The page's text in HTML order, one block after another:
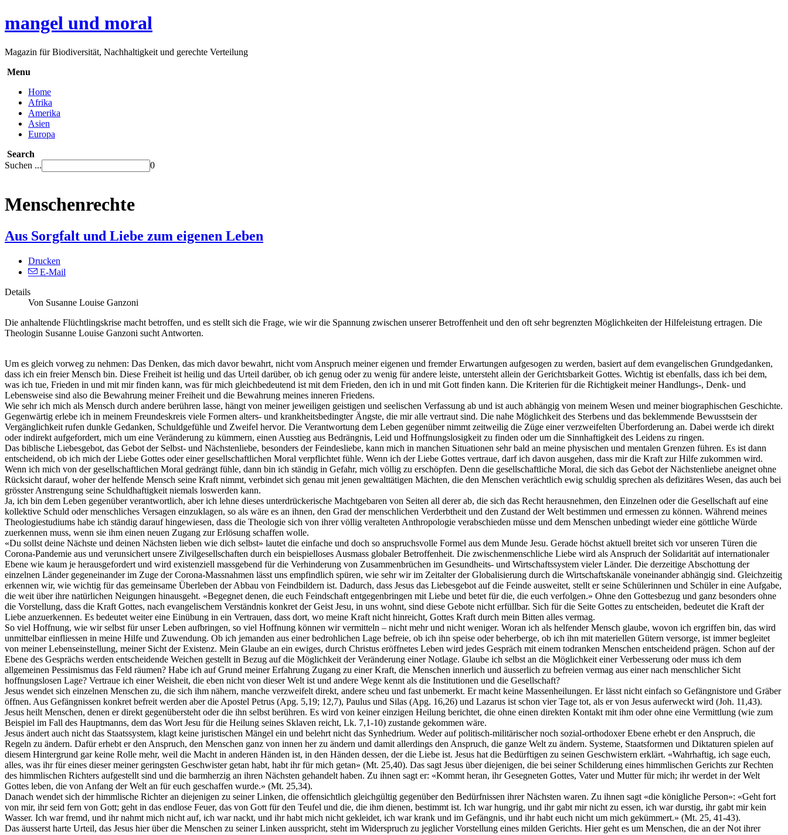
mangel und moral
Magazin für Biodiversität, Nachhaltigkeit und gerechte Verteilung
Menu
Home
Afrika
Amerika
Asien
Europa
Search
Suchen ...
0
Menschenrechte
Aus Sorgfalt und Liebe zum eigenen Leben
Drucken
E-Mail
Details
Von Susanne Louise Ganzoni
Die anhaltende Flüchtlingskrise macht betroffen, und es stellt sich die Frage, wie wir die Spannung zwischen unserer Betroffenheit und den oft sehr begrenzten Möglichkeiten der Hilfeleistung ertragen. Die
Theologin Susanne Louise Ganzoni sucht Antworten.
Um es gleich vorweg zu nehmen: Das Denken, das mich davor bewahrt, nicht vom Anspruch meiner eigenen und fremder Erwartungen aufgesogen zu werden, basiert auf dem evangelischen Grundgedanken,
dass ich ein freier Mensch bin. Diese Freiheit ist heilig und das Urteil darüber, ob ich genug oder zu wenig für andere leiste, untersteht allein der Gerichtsbarkeit Gottes. Wichtig ist ebenfalls, dass ich bei dem,
was ich tue, Frieden in und mit mir finden kann, was für mich gleichbedeutend ist mit dem Frieden, den ich in und mit Gott finden kann. Die Kriterien für die Richtigkeit meiner Handlungs-, Denk- und
Lebensweise sind also die Bewahrung meiner Freiheit und die Bewahrung meines inneren Friedens.
Wie sehr ich mich als Mensch durch andere berühren lasse, hängt von meiner jeweiligen geistigen und seelischen Verfassung ab und ist auch abhängig von meinem Wesen und meiner biographischen Geschichte.
Gegenwärtig erlebe ich in meinem Freundeskreis viele Formen alters- und krankheitsbedingter Ängste, die mir alle vertraut sind. Die nahe Möglichkeit des Sterbens und das beklemmende Bewusstsein der
Vergänglichkeit rufen dunkle Gedanken, Schuldgefühle und Zweifel hervor. Die Verantwortung dem Leben gegenüber nimmt zeitweilig die Züge einer verzweifelten Überforderung an. Dabei werde ich direkt
oder indirekt aufgefordert, mich um eine Veränderung zu kümmern, einen Ausstieg aus Bedrängnis, Leid und Hoffnungslosigkeit zu finden oder um die Sinnhaftigkeit des Leidens zu ringen.
Das biblische Liebesgebot, das Gebot der Selbst- und Nächstenliebe, besonders der Feindesliebe, kann mich in manchen Situationen sehr bald an meine physischen und mentalen Grenzen führen. Es ist dann
entscheidend, ob ich mich der Liebe Gottes oder einer gesellschaftlichen Moral verpflichtet fühle. Wenn ich der Liebe Gottes vertraue, darf ich davon ausgehen, dass mir die Kraft zur Hilfe zukommen wird.
Wenn ich mich von der gesellschaftlichen Moral gedrängt fühle, dann bin ich ständig in Gefahr, mich völlig zu erschöpfen. Denn die gesellschaftliche Moral, die sich das Gebot der Nächstenliebe aneignet ohne
Rücksicht darauf, woher der helfende Mensch seine Kraft nimmt, verbindet sich genau mit jenen gewalttätigen Mächten, die den Menschen verächtlich ewig schuldig sprechen als defizitäres Wesen, das auch bei
grösster Anstrengung seine Schuldhaftigkeit niemals loswerden kann.
Ja, ich bin dem Leben gegenüber verantwortlich, aber ich lehne dieses unterdrückerische Machtgebaren von Seiten all derer ab, die sich das Recht herausnehmen, den Einzelnen oder die Gesellschaft auf eine
kollektive Schuld oder menschliches Versagen einzuklagen, so als wäre es an ihnen, den Grad der menschlichen Verderbtheit und den Zustand der Welt bestimmen und ermessen zu können. Während meines
Theologiestudiums habe ich ständig darauf hingewiesen, dass die Theologie sich von ihrer völlig veralteten Anthropologie verabschieden müsse und dem Menschen unbedingt wieder eine göttliche Würde
zuerkennen muss, wenn sie ihm einen neuen Zugang zur Erlösung schaffen wolle.
«Du sollst deine Nächste und deinen Nächsten lieben wie dich selbst» lautet die einfache und doch so anspruchsvolle Formel aus dem Munde Jesu. Gerade höchst aktuell breitet sich vor unseren Türen die
Corona-Pandemie aus und verunsichert unsere Zivilgesellschaften durch ein beispielloses Ausmass globaler Betroffenheit. Die zwischenmenschliche Liebe wird als Anspruch der Solidarität auf internationaler
Ebene wie kaum je herausgefordert und wird existenziell massgebend für die Verhinderung von Zusammenbrüchen im Gesundheits- und Wirtschaftssystem vieler Länder. Die derzeitige Abschottung der
einzelnen Länder gegeneinander im Zuge der Corona-Massnahmen lässt uns empfindlich spüren, wie sehr wir im Zeitalter der Globalisierung durch die Wirtschaftskanäle voneinander abhängig sind. Gleichzeitig
erkennen wir, wie wichtig für das gemeinsame Überleben der Abbau von Feindbildern ist. Dadurch, dass Jesus das Liebesgebot auf die Feinde ausweitet, stellt er seine Schülerinnen und Schüler in eine Aufgabe,
die weit über ihre natürlichen Neigungen hinausgeht. «Begegnet denen, die euch Feindschaft entgegenbringen mit Liebe und betet für die, die euch verfolgen.» Ohne den Gottesbezug und ganz besonders ohne
die Vorstellung, dass die Kraft Gottes, nach evangelischem Verständnis konkret der Geist Jesu, in uns wohnt, sind diese Gebote nicht erfüllbar. Sich für die Seite Gottes zu entscheiden, bedeutet die Kraft der
Liebe anzuerkennen. Es bedeutet weiter eine Einübung in ein Vertrauen, dass dort, wo meine Kraft nicht hinreicht, Gottes Kraft durch mein Bitten alles vermag.
So viel Hoffnung, wie wir selbst für unser Leben aufbringen, so viel Hoffnung können wir vermitteln – nicht mehr und nicht weniger. Woran ich als helfender Mensch glaube, wovon ich ergriffen bin, das wird
unmittelbar einfliessen in meine Hilfe und Zuwendung. Ob ich jemanden aus einer bedrohlichen Lage befreie, ob ich ihn speise oder beherberge, ob ich ihn mit materiellen Gütern versorge, ist immer begleitet
von meiner Lebenseinstellung, meiner Sicht der Existenz. Mein Glaube an ein ewiges, durch Christus eröffnetes Leben wird jedes Gespräch mit einem todranken Menschen entscheidend prägen. Schon auf der
Ebene des Gesprächs werden entscheidende Weichen gestellt in Bezug auf die Möglichkeit der Veränderung einer Notlage. Glaube ich selbst an die Möglichkeit einer Verbesserung oder muss ich dem
allgemeinen Pessimismus das Feld räumen? Habe ich auf Grund meiner Erfahrung Zugang zu einer Kraft, die Menschen innerlich und äusserlich zu befreien vermag aus einer nach menschlicher Sicht
hoffnungslosen Lage? Vertraue ich einer Weisheit, die eben nicht von dieser Welt ist und andere Wege kennt als die Institutionen und die Gesellschaft?
Jesus wendet sich einzelnen Menschen zu, die sich ihm nähern, manche verzweifelt direkt, andere scheu und fast unbemerkt. Er macht keine Massenheilungen. Er lässt nicht einfach so Gefängnistore und Gräber
öffnen. Aus Gefängnissen konkret befreit werden aber die Apostel Petrus (Apg. 5,19; 12,7), Paulus und Silas (Apg. 16,26) und Lazarus ist schon vier Tage tot, als er von Jesus auferweckt wird (Joh. 11,43).
Jesus heilt Menschen, denen er direkt gegenübersteht oder die ihn selbst berühren. Es wird von keiner einzigen Heilung berichtet, die ohne einen direkten Kontakt mit ihm oder ohne eine Vermittlung (wie zum
Beispiel im Fall des Hauptmanns, dem das Wort Jesu für die Heilung seines Sklaven reicht, Lk. 7,1-10) zustande gekommen wäre.
Jesus ändert auch nicht das Staatssystem, klagt keine juristischen Mängel ein und belehrt nicht das Synhedrium. Weder auf politisch-militärischer noch sozial-orthodoxer Ebene erhebt er den Anspruch, die
Regeln zu ändern. Dafür erhebt er den Anspruch, den Menschen ganz von innen her zu ändern und damit allerdings den Anspruch, die ganze Welt zu ändern. Systeme, Staatsformen und Diktaturen spielen auf
diesem Hintergrund gar keine Rolle mehr, weil die Macht in anderen Händen ist, in den Händen dessen, der die Liebe ist. Jesus hat die Bedürftigen zu seinen Geschwistern erklärt. «Wahrhaftig, ich sage euch,
alles, was ihr für eines dieser meiner geringsten Geschwister getan habt, habt ihr für mich getan» (Mt. 25,40). Das sagt Jesus über diejenigen, die bei seiner Schilderung eines himmlischen Gerichts zur Rechten
des himmlischen Richters aufgestellt sind und die barmherzig an ihren Nächsten gehandelt haben. Zu ihnen sagt er: «Kommt heran, ihr Gesegneten Gottes, Vater und Mutter für mich; ihr werdet in der Welt
Gottes leben, die von Anfang der Welt an für euch geschaffen wurde.» (Mt. 25,34).
Danach wendet sich der himmlische Richter an diejenigen zu seiner Linken, die offensichtlich gleichgültig gegenüber den Bedürfnissen ihrer Nächsten waren. Zu ihnen sagt «die königliche Person»: «Geht fort
von mir, ihr seid fern von Gott; geht in das endlose Feuer, das von Gott für den Teufel und die, die ihm dienen, bestimmt ist. Ich war hungrig, und ihr gabt mir nicht zu essen, ich war durstig, ihr gabt mir kein
Wasser. Ich war fremd, und ihr nahmt mich nicht auf, ich war nackt, und ihr habt mich nicht gekleidet, ich war krank und im Gefängnis, und ihr habt euch nicht um mich gekümmert.» (Mt. 25, 41-43).
Das äusserst harte Urteil, das Jesus hier über die Menschen zu seiner Linken ausspricht, steht im Widerspruch zu jeglicher Vorstellung eines milden Gerichts. Hier geht es um Menschen, die an der Not ihrer